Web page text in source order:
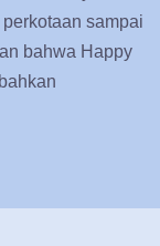
sampai
bahwa Happy